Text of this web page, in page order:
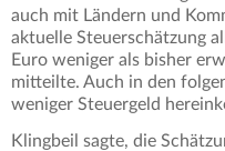
auch mit Ländern und
aktuelle Steuerschätzung
Euro weniger als bisher
mitteilte. Auch in den
weniger Steuergeld
Klingbeil sagte, die